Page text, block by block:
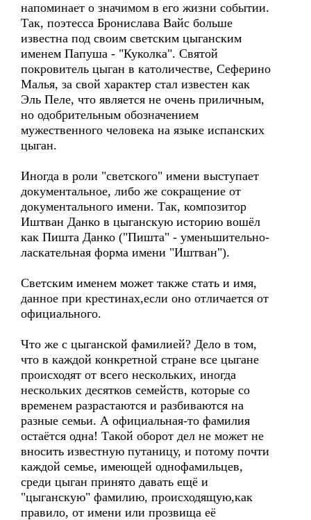
напоминает о значимом в его жизни событии.
Так, поэтесса Бронислава Вайс больше
известна под своим светским цыганским
именем Папуша - "Куколка". Святой
покровитель цыган в католичестве, Сеферино
Малья, за свой характер стал известен как
Эль Пеле, что является не очень приличным,
но одобрительным обозначением
мужественного человека на языке испанских
цыган.
Иногда в роли "светского" имени выступает
документальное, либо же сокращение от
документального имени. Так, композитор
Иштван Данко в цыганскую историю вошёл
как Пишта Данко ("Пишта" - уменьшительно-
ласкательная форма имени "Иштван").
Светским именем может также стать и имя,
данное при крестинах,если оно отличается от
официального.
Что же с цыганской фамилией? Дело в том,
что в каждой конкретной стране все цыгане
происходят от всего нескольких, иногда
нескольких десятков семейств, которые со
временем разрастаются и разбиваются на
разные семьи. А официальная-то фамилия
остаётся одна! Такой оборот дел не может не
вносить известную путаницу, и потому почти
каждой семье, имеющей однофамильцев,
среди цыган принято давать ещё и
"цыганскую" фамилию, происходящую,как
правило, от имени или прозвища её